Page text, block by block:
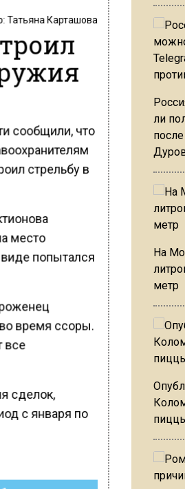
Татьяна Карташова
сообщили, что
стрельбу в
место
попытался
время ссоры.
все
сделок,
с января по
ли
На
метр